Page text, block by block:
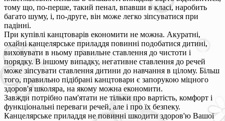
тому що, по-перше, такий пенал, впавши в класі, наробить
багато шуму, і, по-друге, він може легко зіпсуватися при
падінні.
При купівлі канцтоварів економити не можна. Акуратні,
охайні канцелярське приладдя повинні подобатися дитині,
виховувати в ньому правильне ставлення до чистоти і
порядку. В іншому випадку, негативне ставлення до речей
може зіпсувати ставлення дитини до навчання в цілому. Більш
того, правильно підібрані канцтовари є запорукою міцного
здоров'я школяра, на якому можна економити.
Завжди потрібно пам'ятати не тільки про вартість, комфорт і
функціональні переваги речей, але і про їх безпеку.
Канцелярське приладдя не повинні шкодити здоров'ю Вашої